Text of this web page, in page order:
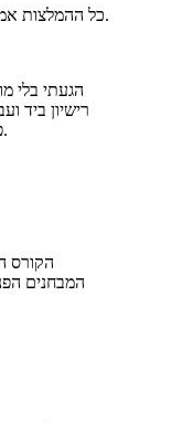
כל ההמלצות אמיתיות, מבוגרים שעברו אצלנו את כל המסלול.
הגעתי בלי
רישיון ביד
פשוט לא נתן לי להתבלבל בדרך.
הקורס
המבחנים